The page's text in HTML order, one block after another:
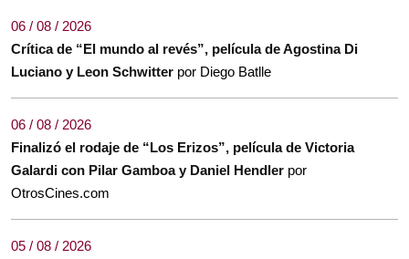
06 / 08 / 2026
Crítica de “El mundo al revés”, película de Agostina Di
Luciano y Leon Schwitter por Diego Batlle
06 / 08 / 2026
Finalizó el rodaje de “Los Erizos”, película de Victoria
Galardi con Pilar Gamboa y Daniel Hendler por
OtrosCines.com
05 / 08 / 2026